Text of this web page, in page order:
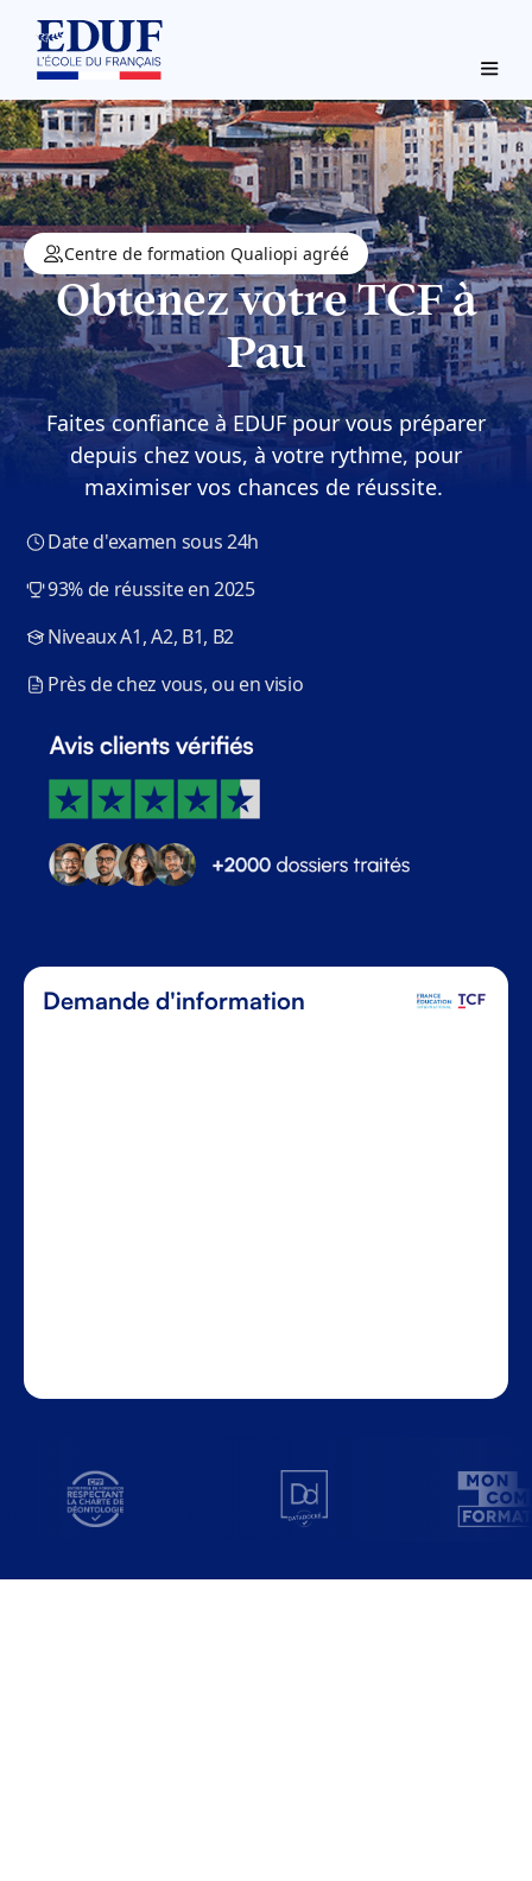
Centre de formation Qualiopi agréé
Obtenez votre TCF à
Pau
Faites confiance à EDUF pour vous préparer
depuis chez vous, à votre rythme, pour
maximiser vos chances de réussite.
Date d'examen sous 24h
93% de réussite en 2025
Niveaux A1, A2, B1, B2
Près de chez vous, ou en visio
Demande d'information